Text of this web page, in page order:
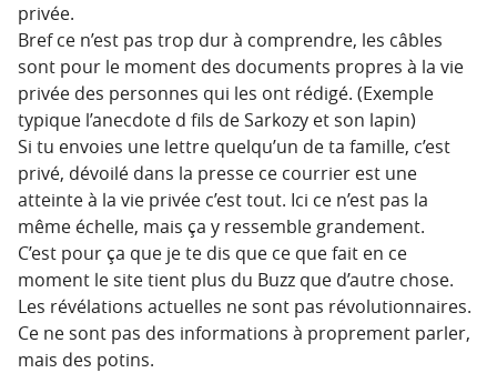
privée.
Bref ce n’est pas trop dur à comprendre, les câbles
sont pour le moment des documents propres à la vie
privée des personnes qui les ont rédigé. (Exemple
typique l’anecdote d fils de Sarkozy et son lapin)
Si tu envoies une lettre quelqu’un de ta famille, c’est
privé, dévoilé dans la presse ce courrier est une
atteinte à la vie privée c’est tout. Ici ce n’est pas la
même échelle, mais ça y ressemble grandement.
C’est pour ça que je te dis que ce que fait en ce
moment le site tient plus du Buzz que d’autre chose.
Les révélations actuelles ne sont pas révolutionnaires.
Ce ne sont pas des informations à proprement parler,
mais des potins.